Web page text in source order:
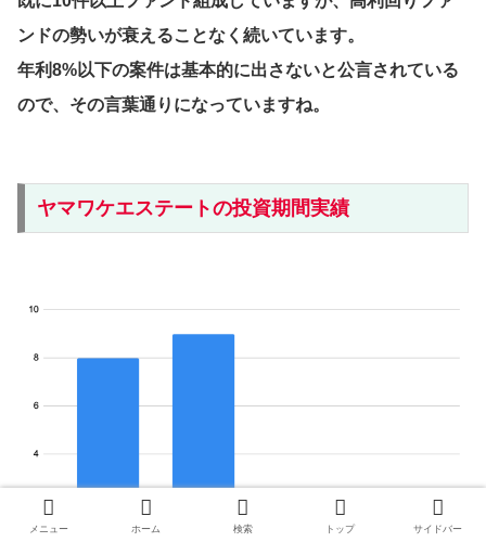
ンドの勢いが衰えることなく続いています。
年利8%以下の案件は基本的に出さないと公言されている
ので、その言葉通りになっていますね。
ヤマワケエステートの投資期間実績
メニュー ホーム 検索 トップ サイドバー